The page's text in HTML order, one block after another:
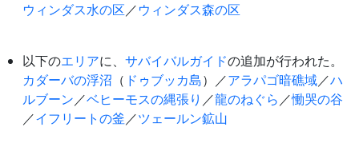
ウィンダス水の区／ウィンダス森の区
以下のエリアに、 サバイバルガイドの追加が行われた。
カダーバの浮沼 （ ドゥブッカ島）／アラパゴ暗礁域／ハ
ルブーン／ベヒーモスの縄張り ／龍のねぐら ／慟哭の谷
／イフリートの釜／ツェールン鉱山